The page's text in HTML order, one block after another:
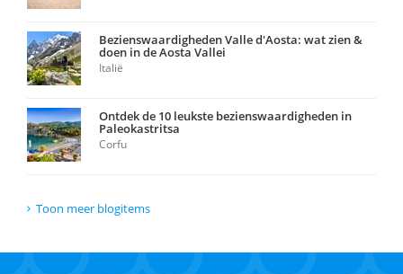
Bezienswaardigheden Valle d'Aosta: wat zien &
doen in de Aosta Vallei
Italië
Ontdek de 10 leukste bezienswaardigheden in
Paleokastritsa
Corfu
Toon meer blogitems